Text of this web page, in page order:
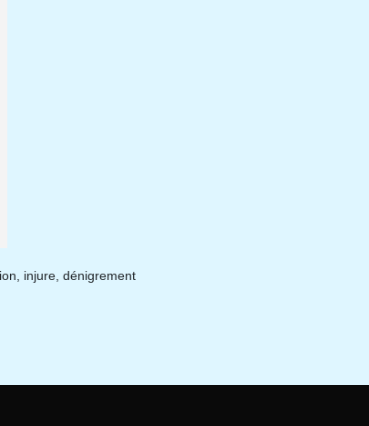
injure, dénigrement